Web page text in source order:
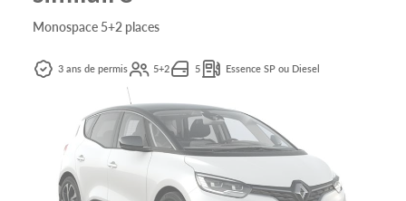
Monospace 5+2 places
3 ans de permis 5+2 5 Essence SP ou Diesel